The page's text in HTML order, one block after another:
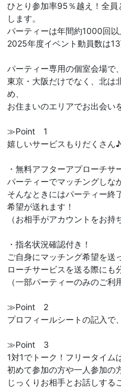
ひとり参加率95％越え！全
します。
パーティーは年間約1000回以
2025年度イベント動員数は13
パーティー専用の個室会場で、
東京・大阪だけでなく、北は
め、
お住まいのエリアでお出会い
≫Point 1
嬉しいサービスもりだくさん♪
・無料アフターアプローチサ
パーティーでマッチングしな
そんなときにはパーティー終
希望が送れます！
（お相手がアカウントをお持
・指名状況確認付き！
ご自身にマッチング希望を送
ローチサービスを送る際にも
（一部パーティーのみのご利
≫Point 2
プロフィールシートの記入で
≫Point 3
1対1でトーク！フリータイム
初めて参加の方や一人参加の
じっくりお相手とお話しする